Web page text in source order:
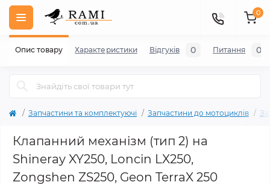
0
Запчастини та комплектуючі Запчастини до мотоциклів
Клапанний механізм (тип 2) на
Shineray XY250, Loncin LX250,
Zongshen ZS250, Geon TerraX 250
Опис товару Характеристики Відгуків 0 Питання 0